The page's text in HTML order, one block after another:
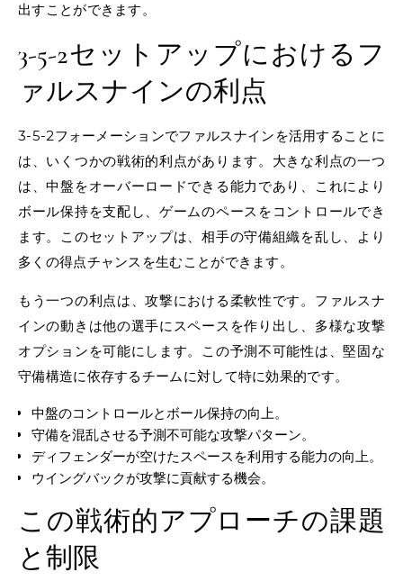
出すことができます。
3-5-2セットアップにおけるフ
ァルスナインの利点
3-5-2フォーメーションでファルスナインを活用することに
は、いくつかの戦術的利点があります。大きな利点の一つ
は、中盤をオーバーロードできる能力であり、これにより
ボール保持を支配し、ゲームのペースをコントロールでき
ます。このセットアップは、相手の守備組織を乱し、より
多くの得点チャンスを生むことができます。
もう一つの利点は、攻撃における柔軟性です。ファルスナ
インの動きは他の選手にスペースを作り出し、多様な攻撃
オプションを可能にします。この予測不可能性は、堅固な
守備構造に依存するチームに対して特に効果的です。
中盤のコントロールとボール保持の向上。
守備を混乱させる予測不可能な攻撃パターン。
ディフェンダーが空けたスペースを利用する能力の向上。
ウイングバックが攻撃に貢献する機会。
この戦術的アプローチの課題
と制限